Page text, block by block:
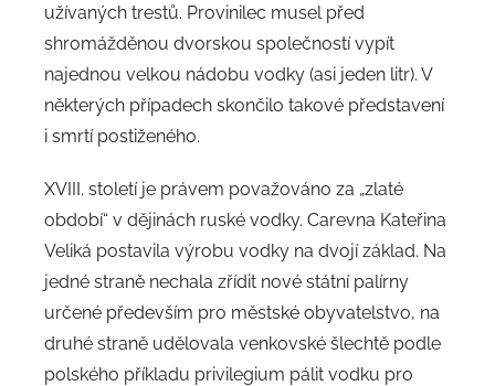
užívaných trestů. Provinilec musel před
shromážděnou dvorskou společností vypít
najednou velkou nádobu vodky (asi jeden litr). V
některých případech skončilo takové představení
i smrtí postiženého.
XVIII. století je právem považováno za „zlaté
období“ v dějinách ruské vodky. Carevna Kateřina
Veliká postavila výrobu vodky na dvojí základ. Na
jedné straně nechala zřídit nové státní palírny
určené především pro městské obyvatelstvo, na
druhé straně udělovala venkovské šlechtě podle
polského příkladu privilegium pálit vodku pro